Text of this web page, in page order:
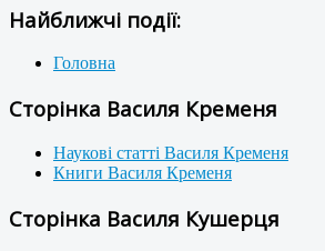
Найближчі події:
Головна
Сторінка Василя Кременя
Наукові статті Василя Кременя
Книги Василя Кременя
Сторінка Василя Кушерця